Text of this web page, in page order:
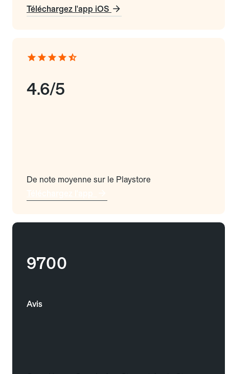
Téléchargez l'app iOS
4.6/5
De note moyenne sur le Playstore
9700
Avis